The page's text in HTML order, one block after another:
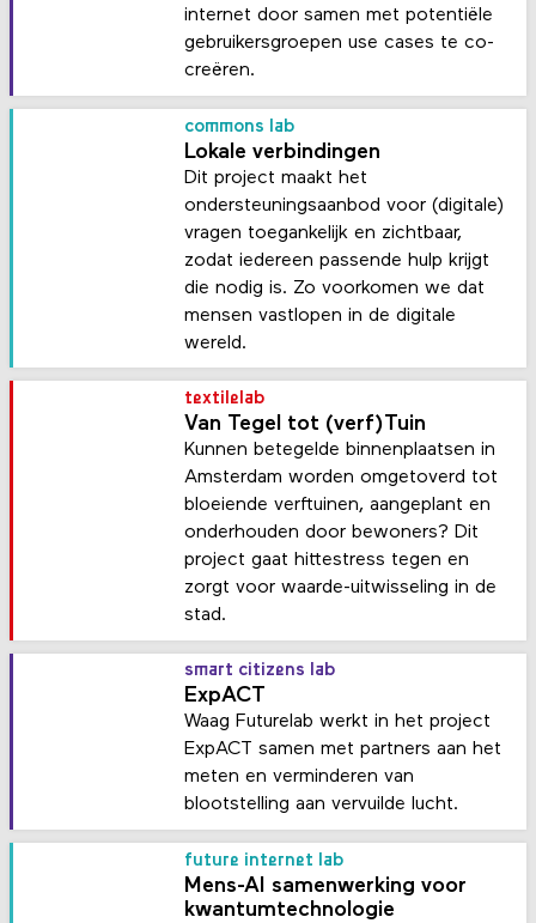
internet door samen met potentiële
gebruikersgroepen use cases te co-
creëren.
commons lab
Lokale verbindingen
Dit project maakt het
ondersteuningsaanbod voor (digitale)
vragen toegankelijk en zichtbaar,
zodat iedereen passende hulp krijgt
die nodig is. Zo voorkomen we dat
mensen vastlopen in de digitale
wereld.
textilelab
Van Tegel tot (verf)Tuin
Kunnen betegelde binnenplaatsen in
Amsterdam worden omgetoverd tot
bloeiende verftuinen, aangeplant en
onderhouden door bewoners? Dit
project gaat hittestress tegen en
zorgt voor waarde-uitwisseling in de
stad.
smart citizens lab
ExpACT
Waag Futurelab werkt in het project
ExpACT samen met partners aan het
meten en verminderen van
blootstelling aan vervuilde lucht.
future internet lab
Mens-AI samenwerking voor
kwantumtechnologie